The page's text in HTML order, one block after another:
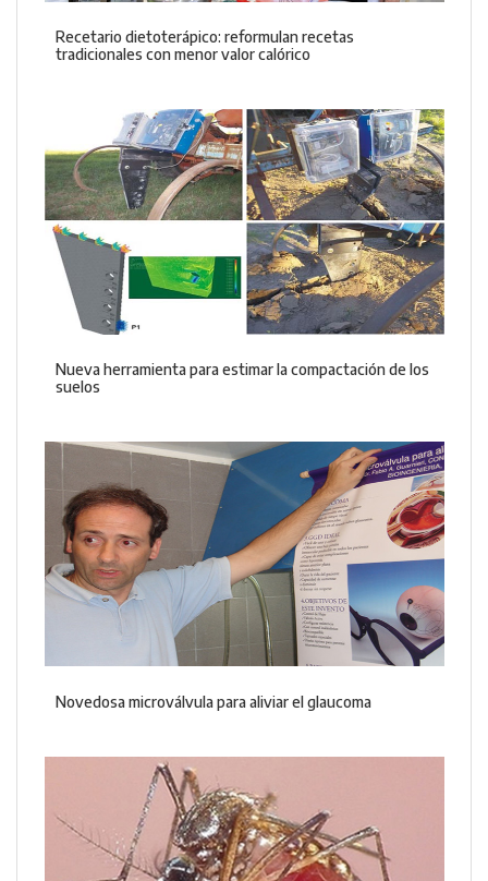
Recetario dietoterápico: reformulan recetas
tradicionales con menor valor calórico
Nueva herramienta para estimar la compactación de los
suelos
Novedosa microválvula para aliviar el glaucoma